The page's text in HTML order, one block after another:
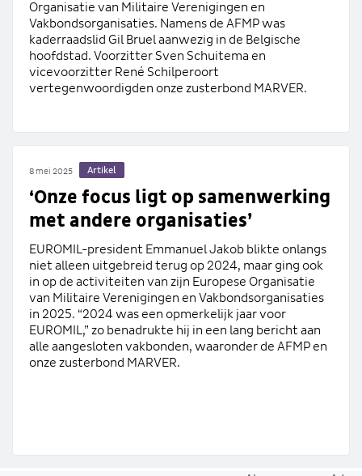
Organisatie van Militaire Verenigingen en
Vakbondsorganisaties. Namens de AFMP was
kaderraadslid Gil Bruel aanwezig in de Belgische
hoofdstad. Voorzitter Sven Schuitema en
vicevoorzitter René Schilperoort
vertegenwoordigden onze zusterbond MARVER.
8 mei 2025 Artikel
‘Onze focus ligt op samenwerking
met andere organisaties’
EUROMIL-president Emmanuel Jakob blikte onlangs
niet alleen uitgebreid terug op 2024, maar ging ook
in op de activiteiten van zijn Europese Organisatie
van Militaire Verenigingen en Vakbondsorganisaties
in 2025. “2024 was een opmerkelijk jaar voor
EUROMIL,” zo benadrukte hij in een lang bericht aan
alle aangesloten vakbonden, waaronder de AFMP en
onze zusterbond MARVER.